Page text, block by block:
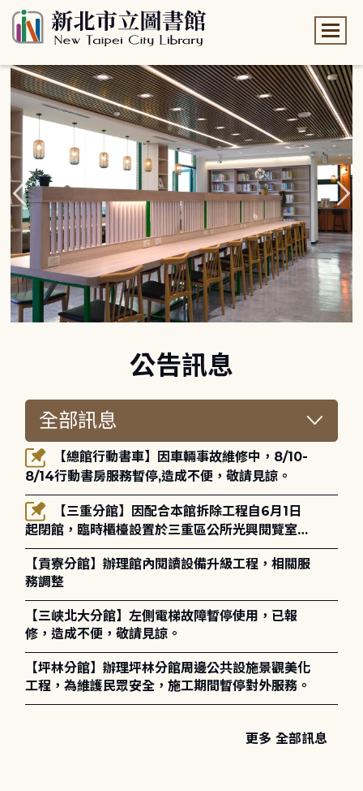
公告訊息
8/14行動書房服務暫停,造成不便，敬請見諒。
起閉館，臨時櫃檯設置於三重區公所光興閱覽室，
造成不便，敬請見諒。
【貢寮分館】辦理館內閱讀設備升級工程，相關服
務調整
【三峽北大分館】左側電梯故障暫停使用，已報
修，造成不便，敬請見諒。
【坪林分館】辦理坪林分館周邊公共設施景觀美化
工程，為維護民眾安全，施工期間暫停對外服務。
更多 全部訊息